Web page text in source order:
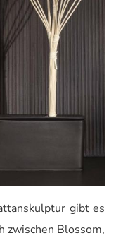
gibt es
zwischen Blossom,